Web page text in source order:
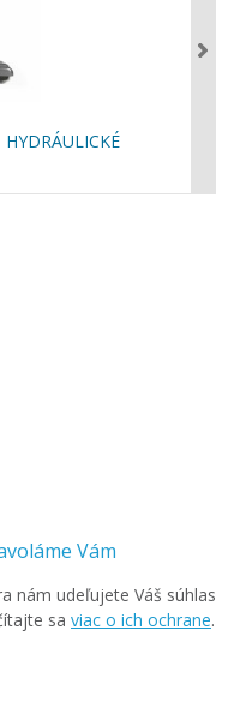
Vám
nám udeľujete Váš súhlas
sa viac o ich ochrane.